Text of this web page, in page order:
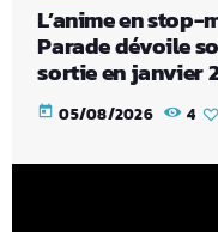
L’anime en
Parade dévoile
sortie en janvier
today 05/08/2026 4